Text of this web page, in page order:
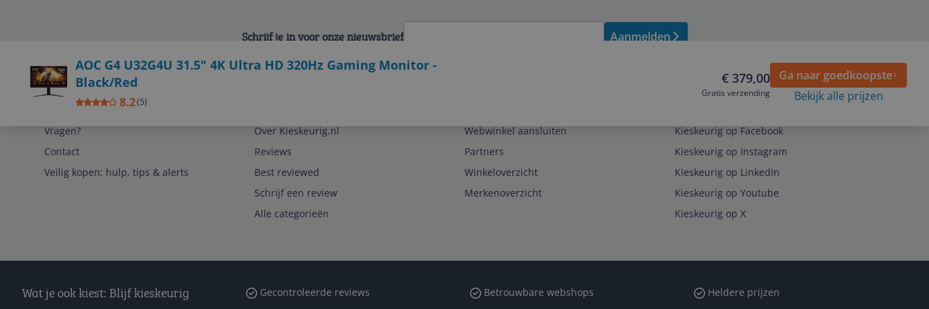
AOC G4 U32G4U 31.5" 4K Ultra HD 320Hz Gaming Monitor -
Black/Red
8.2(5)
€ 379,00
Gratis verzending
Ga naar goedkoopste
Bekijk alle prijzen
Schrijf je in voor onze nieuwsbrief Aanmelden
Service
Vragen?
Contact
Veilig kopen; hulp, tips & alerts
Over Kieskeurig.nl
Reviews
Best reviewed
Schrijf een review
Alle categorieën
Webwinkel aansluiten
Partners
Winkeloverzicht
Merkenoverzicht
Kieskeurig op Facebook
Kieskeurig op Instagram
Kieskeurig op LinkedIn
Kieskeurig op Youtube
Kieskeurig op X
Wat je ook kiest: Blijf kieskeurig Gecontroleerde reviews Betrouwbare webshops Heldere prijzen